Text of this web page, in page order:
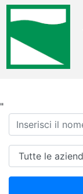
"
Ricerca
Azienda